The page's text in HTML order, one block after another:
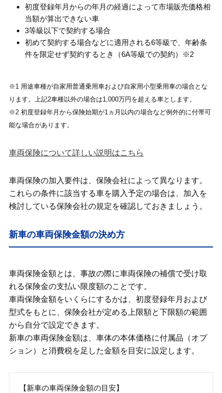
初度登録年月からの年月の経過によって市場販売価格相
当額が算出できない車
3等級以下で契約する場合
初めて契約する場合などに適用される6等級で、年齢条
件を限定せず契約するとき（6A等級での契約）※2
※1 用途車種が自家用普通乗用車および自家用小型乗用車の場合とな
ります。上記2車種以外の場合は1,000万円を超える車とします。
※2 初度登録年月から保険始期が1ヵ月以内の場合など例外的に付帯可
能な場合があります。
車両保険について詳しい説明はこちら
車両保険の加入要件は、保険会社によって異なります。
これらの条件に該当する車を購入予定の場合は、加入を
検討している保険会社の規定を確認しておきましょう。
新車の車両保険金額の決め方
車両保険金額とは、事故の際に車両保険の補償で受け取
れる保険金の支払い限度額のことです。
車両保険金額をいくらにするかは、初度登録年月および
型式をもとに、保険会社が定める上限額と下限額の範囲
から自分で設定できます。
新車の車両保険金額は、車体の本体価格に付属品（オプ
ション）と消費税を足した金額を目安に設定します。
【新車の車両保険金額の目安】